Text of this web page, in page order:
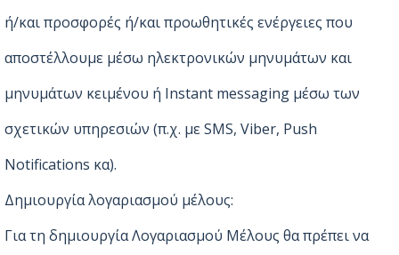
ή/και προσφορές ή/και προωθητικές ενέργειες που
αποστέλλουμε μέσω ηλεκτρονικών μηνυμάτων και
μηνυμάτων κειμένου ή Instant messaging μέσω των
σχετικών υπηρεσιών (π.χ. με SMS, Viber, Push
Notifications κα).
Δημιουργία λογαριασμού μέλους:
Για τη δημιουργία Λογαριασμού Μέλους θα πρέπει να